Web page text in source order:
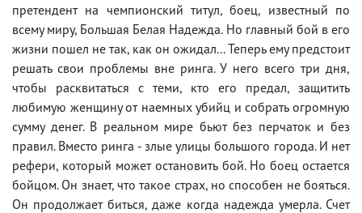
претендент на чемпионский титул, боец, известный по
всему миру, Большая Белая Надежда. Но главный бой в его
жизни пошел не так, как он ожидал... Теперь ему предстоит
решать свои проблемы вне ринга. У него всего три дня,
чтобы расквитаться с теми, кто его предал, защитить
любимую женщину от наемных убийц и собрать огромную
сумму денег. В реальном мире бьют без перчаток и без
правил. Вместо ринга - злые улицы большого города. И нет
рефери, который может остановить бой. Но боец остается
бойцом. Он знает, что такое страх, но способен не бояться.
Он продолжает биться, даже когда надежда умерла. Счет